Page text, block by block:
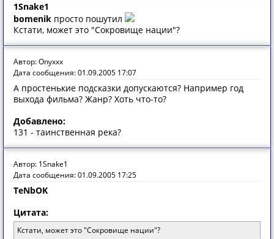
1Snake1
bomenik просто пошутил
Кстати, может это "Сокровище нации"?
Автор: Onyxxx
Дата сообщения: 01.09.2005 17:07
А простенькие подсказки допускаются? Например год
выхода фильма? Жанр? Хоть что-то?
Добавлено:
131 - таинственная река?
Автор: 1Snake1
Дата сообщения: 01.09.2005 17:25
TeNbOK
Цитата:
Кстати, может это "Сокровище нации"?